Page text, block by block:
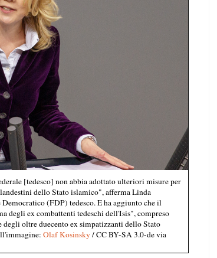
[tedesco] non abbia adottato ulteriori misure per
dello Stato islamico", afferma Linda
(FDP) tedesco. E ha aggiunto che il
degli ex combattenti tedeschi dell'Isis", compreso
oltre duecento ex simpatizzanti dello Stato
Olaf Kosinsky/ CC BY-SA 3.0-de via